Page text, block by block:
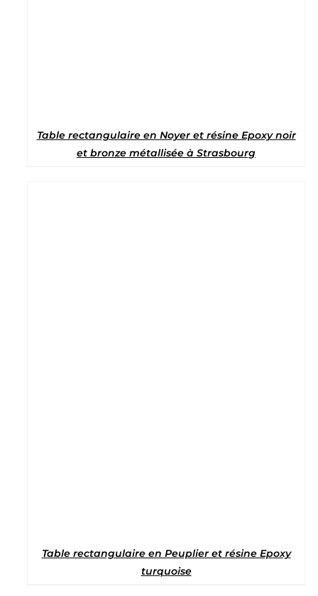
Table rectangulaire en Noyer et résine Epoxy noir
et bronze métallisée à Strasbourg
Table rectangulaire en Peuplier et résine Epoxy
turquoise